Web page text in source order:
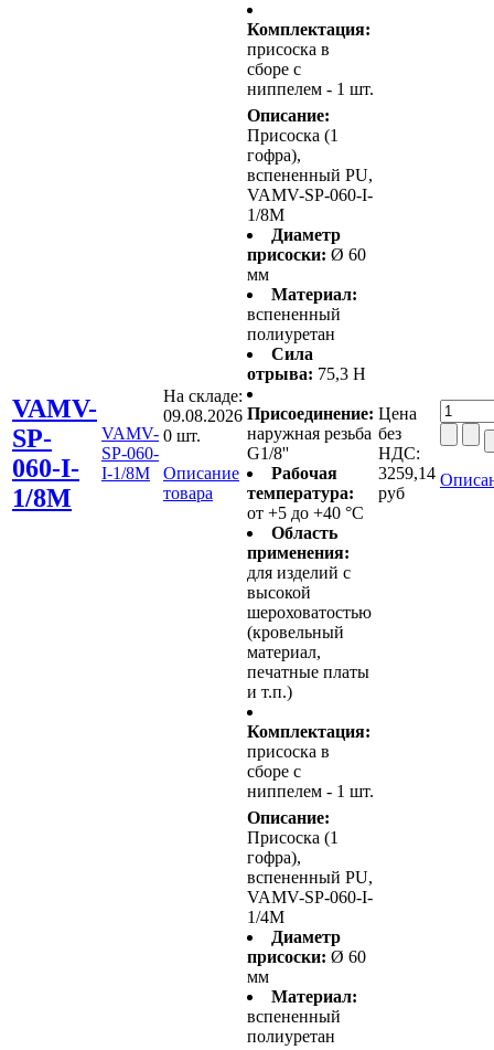
Комплектация:
присоска в
сборе с
ниппелем - 1 шт.
VAMV-
SP-
060-I-
1/8M
VAMV-
SP-060-
I-1/8M
На складе:
09.08.2026
0 шт.
Описание
товара
Описание:
Присоска (1
гофра),
вспененный PU,
VAMV-SP-060-I-
1/8M
Диаметр
присоски: Ø 60
мм
Материал:
вспененный
полиуретан
Сила
отрыва: 75,3 Н
Присоединение:
наружная резьба
G1/8''
Рабочая
температура:
от +5 до +40 °C
Область
применения:
для изделий с
высокой
шероховатостью
(кровельный
материал,
печатные платы
и т.п.)
Комплектация:
присоска в
сборе с
ниппелем - 1 шт.
Цена
без
НДС:
3259,14
руб
Описание:
Присоска (1
гофра),
вспененный PU,
VAMV-SP-060-I-
1/4M
Диаметр
присоски: Ø 60
мм
Материал:
вспененный
полиуретан